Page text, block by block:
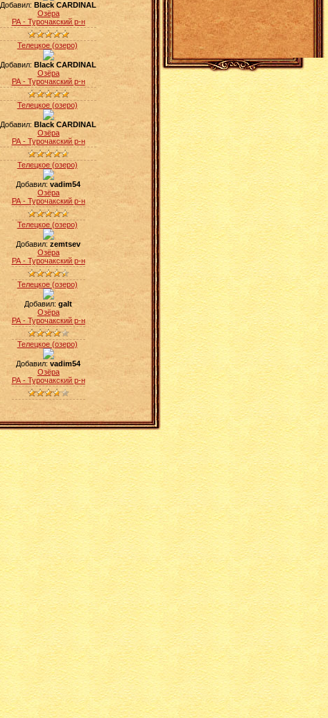
Добавил:Black CARDINAL
Озёра
РА - Турочакский р-н
Телецкое (озеро)
Добавил:Black CARDINAL
Озёра
РА - Турочакский р-н
Телецкое (озеро)
Добавил:Black CARDINAL
Озёра
РА - Турочакский р-н
Телецкое (озеро)
Добавил:vadim54
Озёра
РА - Турочакский р-н
Телецкое (озеро)
Добавил:zemtsev
Озёра
РА - Турочакский р-н
Телецкое (озеро)
Добавил:galt
Озёра
РА - Турочакский р-н
Телецкое (озеро)
Добавил:vadim54
Озёра
РА - Турочакский р-н